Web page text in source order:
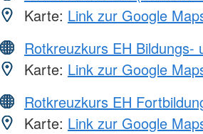
Karte: Link zur Google
Rotkreuzkurs EH Bildungs-
Karte: Link zur Google
Rotkreuzkurs EH
Karte: Link zur Google